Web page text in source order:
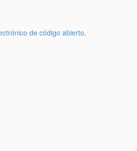
de código abierto.